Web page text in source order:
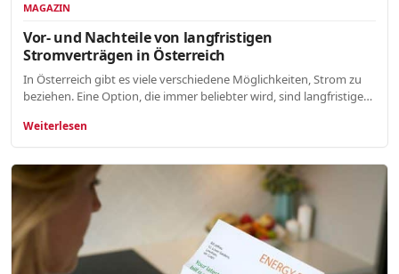
MAGAZIN
Vor- und Nachteile von langfristigen
Stromverträgen in Österreich
In Österreich gibt es viele verschiedene Möglichkeiten, Strom zu
beziehen. Eine Option, die immer beliebter wird, sind langfristige…
Weiterlesen